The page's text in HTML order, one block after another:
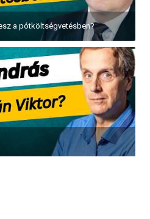
a pótköltségvetésben?